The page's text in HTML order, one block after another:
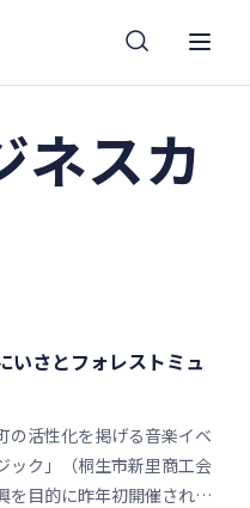
ネスカ
さとフォレストミュ
活性化を掲げる音楽イベ
ック」（桐生市新里商工会
を目的に昨年初開催され、